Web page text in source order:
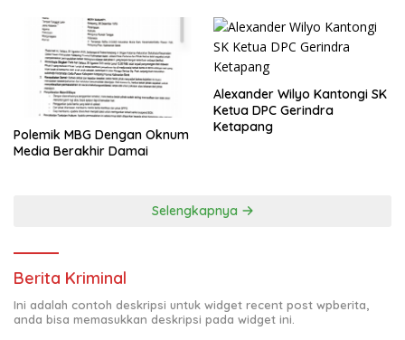
Polemik MBG Dengan Oknum
Media Berakhir Damai
Alexander Wilyo Kantongi SK
Ketua DPC Gerindra
Ketapang
Selengkapnya
Berita Kriminal
Ini adalah contoh deskripsi untuk widget recent post wpberita,
anda bisa memasukkan deskripsi pada widget ini.